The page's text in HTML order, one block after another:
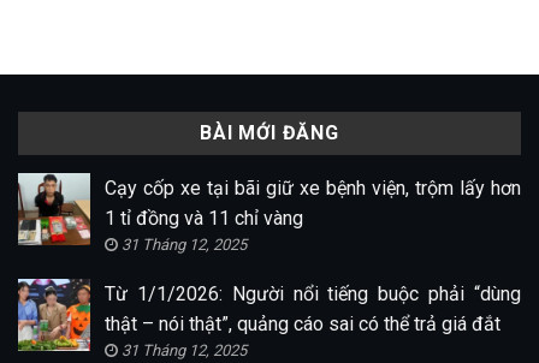
BÀI MỚI ĐĂNG
Cạy cốp xe tại bãi giữ xe bệnh viện, trộm lấy hơn
1 tỉ đồng và 11 chỉ vàng
31 Tháng 12, 2025
Từ 1/1/2026: Người nổi tiếng buộc phải “dùng
thật – nói thật”, quảng cáo sai có thể trả giá đắt
31 Tháng 12, 2025